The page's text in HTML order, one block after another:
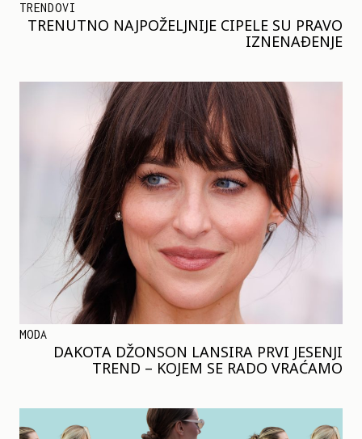
TRENDOVI
TRENUTNO NAJPOŽELJNIJE CIPELE SU PRAVO
IZNENAĐENJE
MODA
DAKOTA DŽONSON LANSIRA PRVI JESENJI
TREND – KOJEM SE RADO VRAĆAMO